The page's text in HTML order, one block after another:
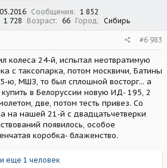
Сообщения
1 852
1 728 Возраст 66 Город Сибирь
#6 983
колеса 24-й, испытал неотвратимую
с таксопарка, потом москвичи, Батины
ю, МШЗ, то был сплошной восторг... а
в Белоруссии новую ИД- 195, 2
две, потом тесть привез. Со
на нашей 21-й с двадцатьчетверки
появилось, особое
коробка- блаженство.
и еще 1 человек